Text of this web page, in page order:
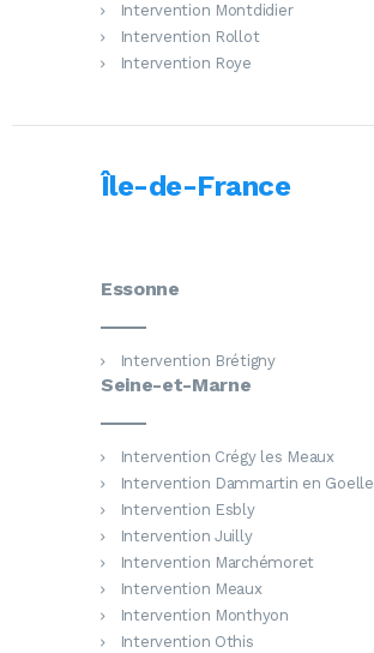
Intervention Montdidier
Intervention Rollot
Intervention Roye
Île-de-France
Essonne
Intervention Brétigny
Seine-et-Marne
Intervention Crégy les Meaux
Intervention Dammartin en Goelle
Intervention Esbly
Intervention Juilly
Intervention Marchémoret
Intervention Meaux
Intervention Monthyon
Intervention Othis